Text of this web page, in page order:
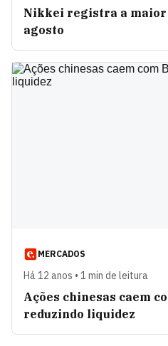
Nikkei registra a maior
agosto
MERCADOS
Há 12 anos • 1 min de leitura
Ações chinesas caem
reduzindo liquidez